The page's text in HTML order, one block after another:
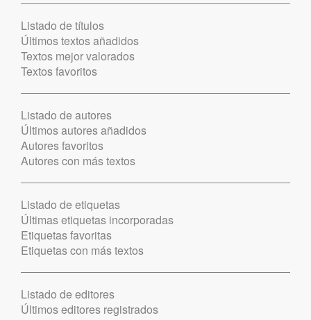
Listado de títulos
Últimos textos añadidos
Textos mejor valorados
Textos favoritos
Listado de autores
Últimos autores añadidos
Autores favoritos
Autores con más textos
Listado de etiquetas
Últimas etiquetas incorporadas
Etiquetas favoritas
Etiquetas con más textos
Listado de editores
Últimos editores registrados